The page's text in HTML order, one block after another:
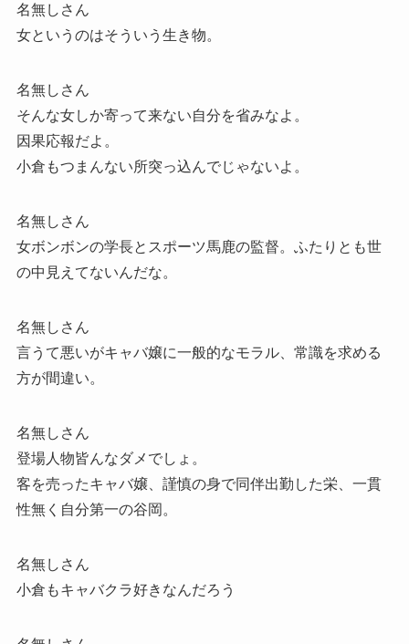
名無しさん
女というのはそういう生き物。
名無しさん
そんな女しか寄って来ない自分を省みなよ。
因果応報だよ。
小倉もつまんない所突っ込んでじゃないよ。
名無しさん
女ボンボンの学長とスポーツ馬鹿の監督。ふたりとも世
の中見えてないんだな。
名無しさん
言うて悪いがキャバ嬢に一般的なモラル、常識を求める
方が間違い。
名無しさん
登場人物皆んなダメでしょ。
客を売ったキャバ嬢、謹慎の身で同伴出勤した栄、一貫
性無く自分第一の谷岡。
名無しさん
小倉もキャバクラ好きなんだろう